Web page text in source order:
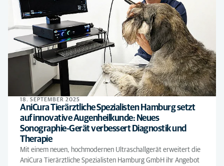
18. SEPTEMBER 2025
AniCura Tierärztliche Spezialisten Hamburg setzt
auf innovative Augenheilkunde: Neues
Sonographie-Gerät verbessert Diagnostik und
Therapie
Mit einem neuen, hochmodernen Ultraschallgerät erweitert die
AniCura Tierärztliche Spezialisten Hamburg GmbH ihr Angebot